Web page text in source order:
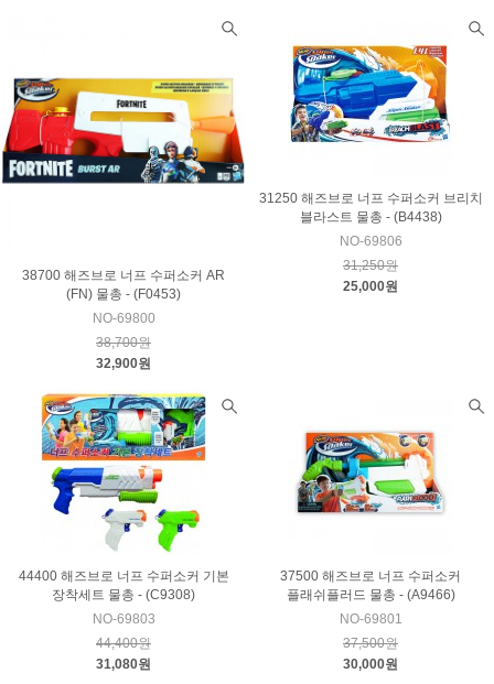
38700 해즈브로 너프 수퍼소커 AR
(FN) 물총 - (F0453)
NO-69800
38,700원
32,900원
31250 해즈브로 너프 수퍼소커 브리치
블라스트 물총 - (B4438)
NO-69806
31,250원
25,000원
44400 해즈브로 너프 수퍼소커 기본
장착세트 물총 - (C9308)
NO-69803
44,400원
31,080원
37500 해즈브로 너프 수퍼소커
플래쉬플러드 물총 - (A9466)
NO-69801
37,500원
30,000원